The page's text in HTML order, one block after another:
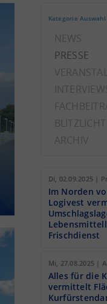
Kategorie Auswahl
NEWS
PRESSE
BLITZLICHT
ARCHIV
Di, 02.09.2025 |
Im Norden
Logivest
Frischdienst
Mi, 27.08.2025 |
Alles für die
vermittelt